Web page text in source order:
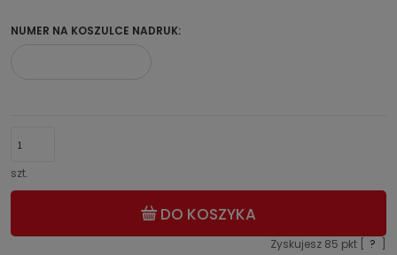
NUMER NA KOSZULCE NADRUK:
szt.
DO KOSZYKA
Zyskujesz 85 pkt [ ?